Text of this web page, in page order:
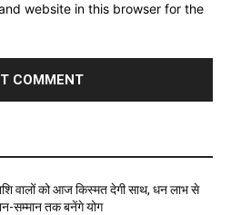
website in this browser for the
वालों को आज किस्मत देगी साथ, धन लाभ से
सम्मान तक बनेंगे योग